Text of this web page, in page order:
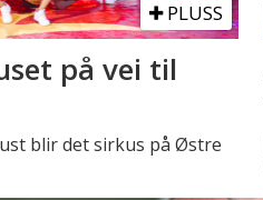
PLUSS
på vei til
blir det sirkus på Østre